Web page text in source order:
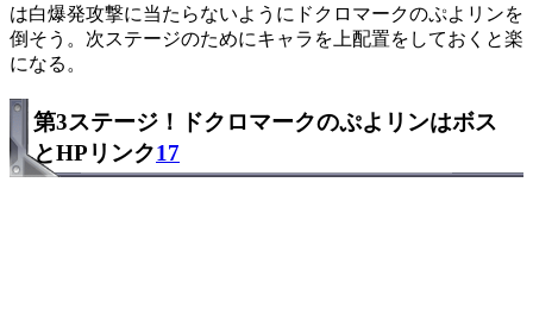
は白爆発攻撃に当たらないようにドクロマークのぷよリンを
倒そう。次ステージのためにキャラを上配置をしておくと楽
になる。
第3ステージ！ドクロマークのぷよリンはボス
とHPリンク17